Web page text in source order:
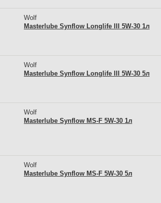
Wolf
Masterlube Synflow Longlife III 5W-30 1л
Wolf
Masterlube Synflow Longlife III 5W-30 5л
Wolf
Masterlube Synflow MS-F 5W-30 1л
Wolf
Masterlube Synflow MS-F 5W-30 5л